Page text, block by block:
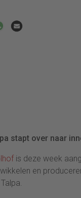
stapt over naar
is deze week
en